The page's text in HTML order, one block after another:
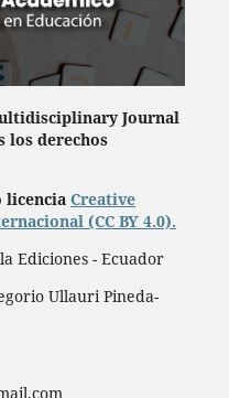
Journal
los derechos
licencia Creative
(CC BY 4.0).
Ediciones - Ecuador
Ullauri Pineda-